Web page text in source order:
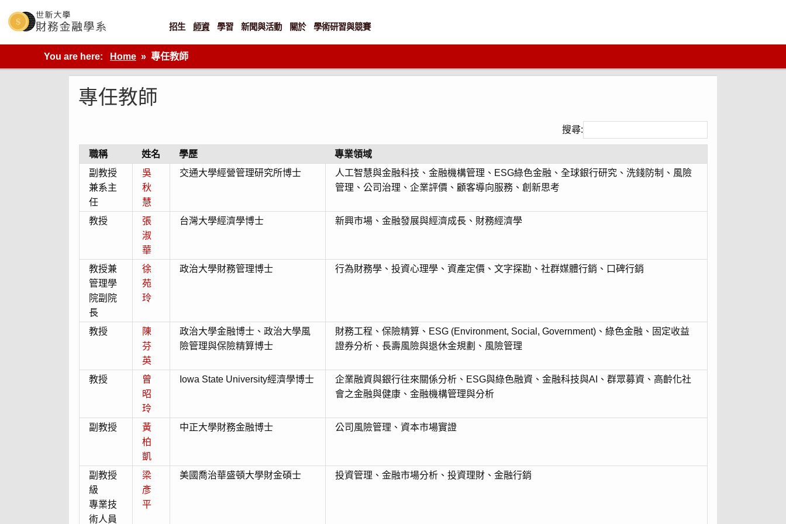
content
世新大學財金系網站
招生 師資 學習 新聞與活動 關於 學術研習與競賽
You are here: Home 專任教師
專任教師
搜尋:
職稱 姓名 學歷
專業領域
副教授
兼系主
任
吳
秋
慧
交通大學經營管理研究所博士
人工智慧與金融科技、金融機構管理、ESG綠色金融、全球銀行研究、洗錢防制、風險
管理、公司治理、企業評價、顧客導向服務、創新思考
教授
張
淑
華
台灣大學經濟學博士 新興市場、金融發展與經濟成長、財務經濟學
教授兼
管理學
院副院
長
徐
苑
玲
政治大學財務管理博士 行為財務學、投資心理學、資產定價、文字探勘、社群媒體行銷、口碑行銷
教授
陳
芬
英
政治大學金融博士、政治大學風
險管理與保險精算博士
財務工程、保險精算、ESG (Environment, Social, Government)、綠色金融、固定收益
證券分析、長壽風險與退休金規劃、風險管理
教授
曾
昭
玲
Iowa State University經濟學博士
企業融資與銀行往來關係分析、ESG與綠色融資、金融科技與AI、群眾募資、高齡化社
會之金融與健康、金融機構管理與分析
副教授
黃
柏
凱
中正大學財務金融博士 公司風險管理、資本市場實證
副教授
級
專業技
術人員
梁
彥
平
美國喬治華盛頓大學財金碩士 投資管理、金融市場分析、投資理財、金融行銷